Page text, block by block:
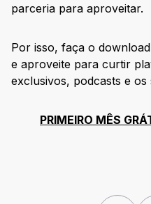
parceria para aproveitar.
Por isso, faça o
e aproveite para curtir
exclusivos, podcasts e
PRIMEIRO MÊS